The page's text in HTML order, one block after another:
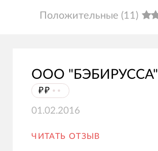
Положительные (11)
ООО "БЭБИРУССА"
₽₽ ⦁⦁
01.02.2016
ЧИТАТЬ ОТЗЫВ